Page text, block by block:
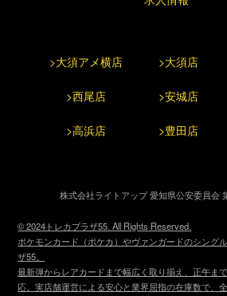
>大須アメ横店 >大須店
>西尾店 >安城店
>高浜店 >豊田店
株式会社ライトアップ 愛知県公安委員会
© 2024トレカプラザ55. All Rights Reserved.
ポケモンカード（ポケカ）やヴァンガードのシング
ザ55。
最新弾からレアカードまで幅広く取り揃え、正午ま
応。実店舗運営による安心と業界屈指の在庫数で、